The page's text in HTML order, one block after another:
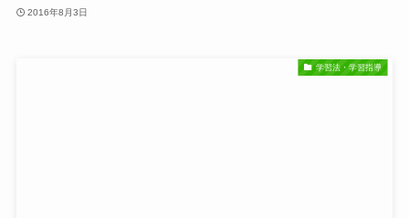
2016年8月3日
学習法・学習指導